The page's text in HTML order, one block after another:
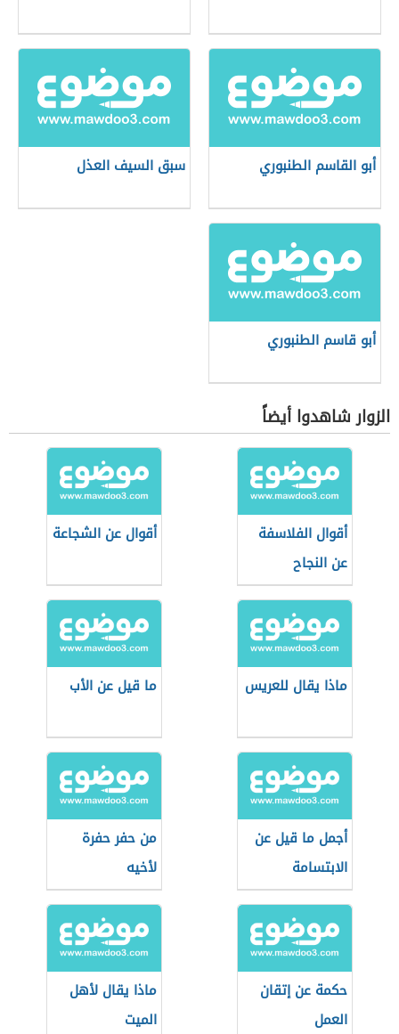
أبو القاسم الطنبوري سبق السيف العذل
أبو قاسم الطنبوري
الزوار شاهدوا أيضاً
أقوال الفلاسفة
عن النجاح
أقوال عن الشجاعة
ماذا يقال للعريس ما قيل عن الأب
أجمل ما قيل عن
الابتسامة
من حفر حفرة
لأخيه
حكمة عن إتقان
العمل
ماذا يقال لأهل
الميت